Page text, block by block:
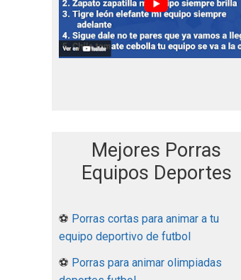
Mejores Porras
Equipos Deportes
⚽ Porras cortas para animar a tu
equipo deportivo de futbol
⚽ Porras para animar olimpiadas